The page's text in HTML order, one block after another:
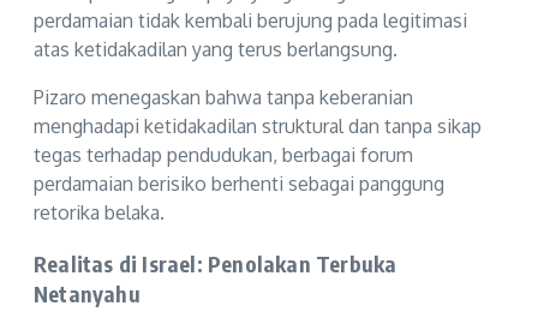
perdamaian tidak kembali berujung pada legitimasi
atas ketidakadilan yang terus berlangsung.
Pizaro menegaskan bahwa tanpa keberanian
menghadapi ketidakadilan struktural dan tanpa sikap
tegas terhadap pendudukan, berbagai forum
perdamaian berisiko berhenti sebagai panggung
retorika belaka.
Realitas di Israel: Penolakan Terbuka
Netanyahu